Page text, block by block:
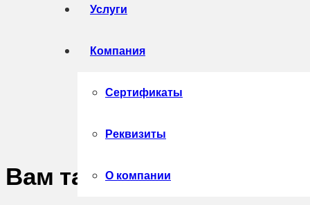
Услуги
Компания
Сертификаты
Реквизиты
О компании
Вам также может